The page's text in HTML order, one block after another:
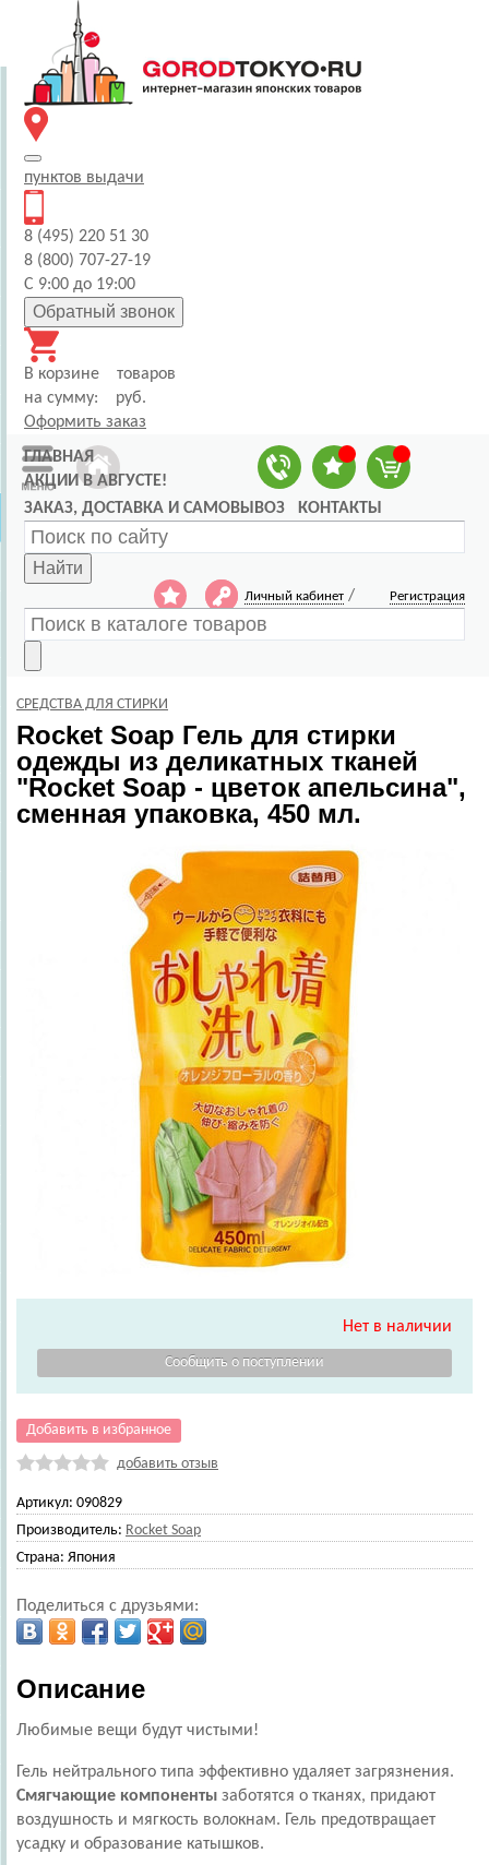
пунктов выдачи
8 (495) 220 51 30
8 (800) 707-27-19
С 9:00 до 19:00
Обратный звонок
В корзине
товаров
на сумму:
руб.
Оформить заказ
ГЛАВНАЯ
АКЦИИ В АВГУСТЕ!
ЗАКАЗ, ДОСТАВКА И САМОВЫВОЗ
КОНТАКТЫ
Найти
Личный кабинет / Регистрация
СРЕДСТВА ДЛЯ СТИРКИ
Rocket Soap Гель для стирки
одежды из деликатных тканей
"Rocket Soap - цветок апельсина",
сменная упаковка, 450 мл.
Нет в наличии
Добавить в избранное
добавить отзыв
Артикул: 090829
Производитель: Rocket Soap
Страна: Япония
Поделиться с друзьями:
Описание
Любимые вещи будут чистыми!
Гель нейтрального типа эффективно удаляет загрязнения.
Смягчающие компоненты заботятся о тканях, придают
воздушность и мягкость волокнам. Гель предотвращает
усадку и образование катышков.